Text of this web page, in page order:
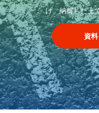
げ、納得した上
資